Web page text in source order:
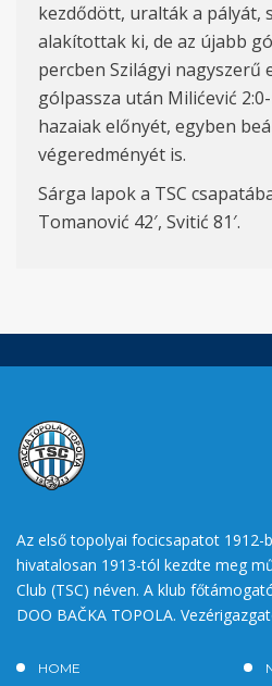
kezdődött, uralták a pályát,
alakítottak ki, de az újabb
percben Szilágyi nagyszerű
gólpassza után Milićević
hazaiak előnyét, egyben
végeredményét is.
Sárga lapok a TSC
Tomanović 42′, Svitić 81′.
Az első topolyai focicsapatot 1912-
hivatalosan 1913-tól kezdte meg
Club (TSC) néven. A klub
DOO BAČKA TOPOLA.
HOME